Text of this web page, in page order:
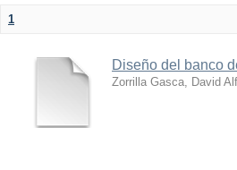
1
Diseño del banco
Zorrilla Gasca, David